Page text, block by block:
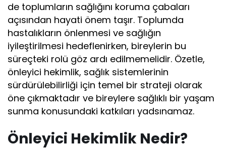
de toplumların sağlığını koruma çabaları
açısından hayati önem taşır. Toplumda
hastalıkların önlenmesi ve sağlığın
iyileştirilmesi hedeflenirken, bireylerin bu
süreçteki rolü göz ardı edilmemelidir. Özetle,
önleyici hekimlik, sağlık sistemlerinin
sürdürülebilirliği için temel bir strateji olarak
öne çıkmaktadır ve bireylere sağlıklı bir yaşam
sunma konusundaki katkıları yadsınamaz.
Önleyici Hekimlik Nedir?